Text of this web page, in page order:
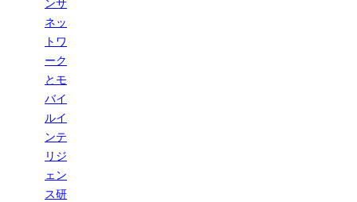
ンサ
ネッ
トワ
ーク
とモ
バイ
ルイ
ンテ
リジ
ェン
ス研